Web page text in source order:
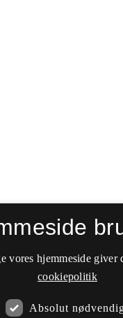
hjemmeside
cookiepolitik
Absolut